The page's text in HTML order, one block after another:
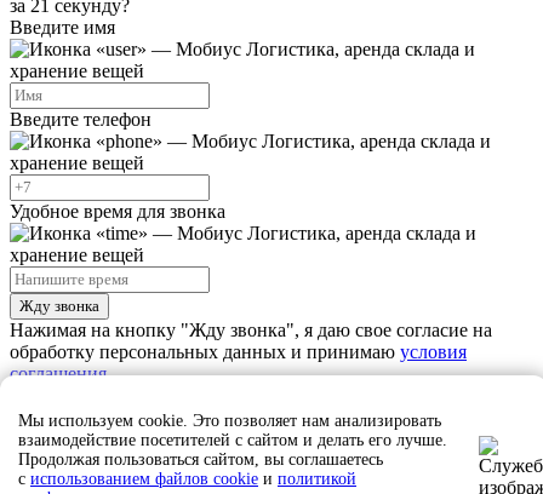
за 21 секунду?
Введите имя
Введите телефон
Удобное время для звонка
Жду звонка
Нажимая на кнопку "Жду звонка", я даю свое согласие на
обработку персональных данных и принимаю условия
соглашения
Ждите звонка, наш сотрудник скоро свяжется с вами
Закрыть
Мы используем cookie. Это позволяет нам анализировать
взаимодействие посетителей с сайтом и делать его лучше.
Продолжая пользоваться сайтом, вы соглашаетесь
с использованием файлов cookie и политикой